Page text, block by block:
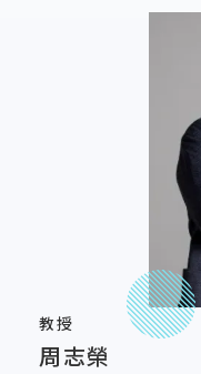
教授
周志榮